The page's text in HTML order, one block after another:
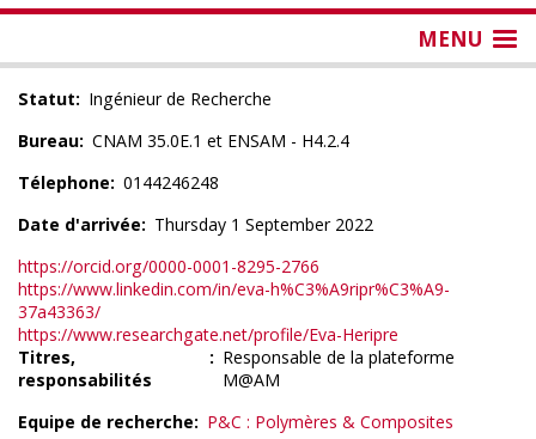
MENU
Statut
Ingénieur de Recherche
Bureau CNAM 35.0E.1 et ENSAM - H4.2.4
Télephone
0144246248
Date d'arrivée
Thursday 1 September 2022
https://orcid.org/0000-0001-8295-2766
https://www.linkedin.com/in/eva-h%C3%A9ripr%C3%A9-
37a43363/
https://www.researchgate.net/profile/Eva-Heripre
Titres,
responsabilités
Responsable de la plateforme
M@AM
Equipe de recherche
P&C : Polymères & Composites